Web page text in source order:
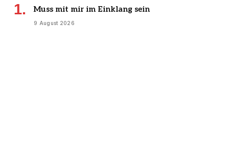
Muss mit mir im Einklang sein
9 August 2026